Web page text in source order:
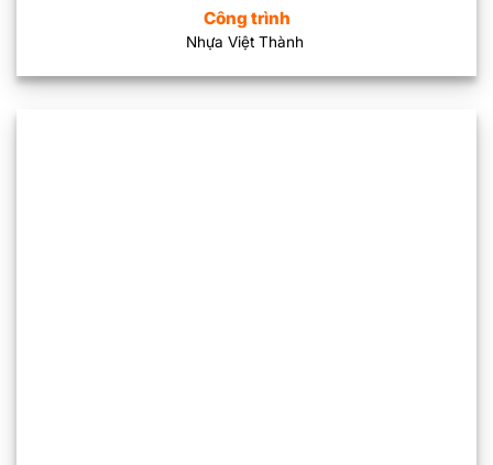
Công trình
Nhựa Việt Thành